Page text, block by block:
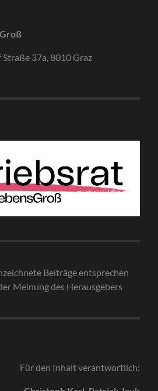
37a, 8010 Graz
Beiträge entsprechen
Meinung des Herausgebers
Für den Inhalt verantwortlich: